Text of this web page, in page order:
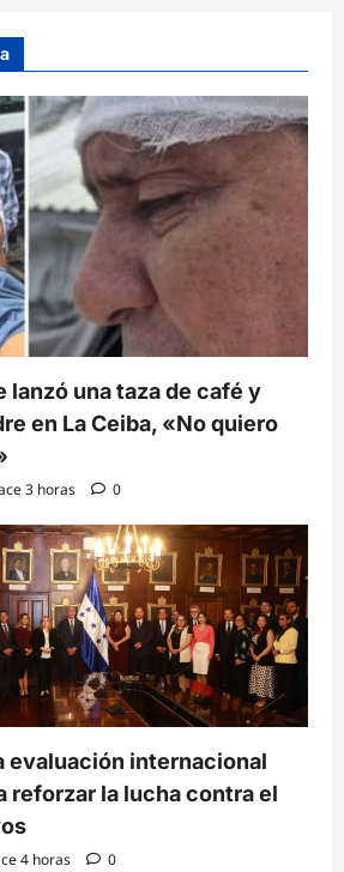
lanzó una taza de café y
en La Ceiba, «No quiero
3 horas 0
evaluación internacional
reforzar la lucha contra el
4 horas 0